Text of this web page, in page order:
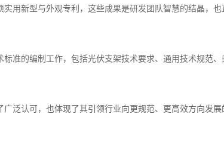
用新型与外观专利，这些成果是研发团队智慧的结晶，
准的编制工作，包括光伏支架技术要求、通用技术规范
泛认可，也体现了其引领行业向更规范、更高效方向发展